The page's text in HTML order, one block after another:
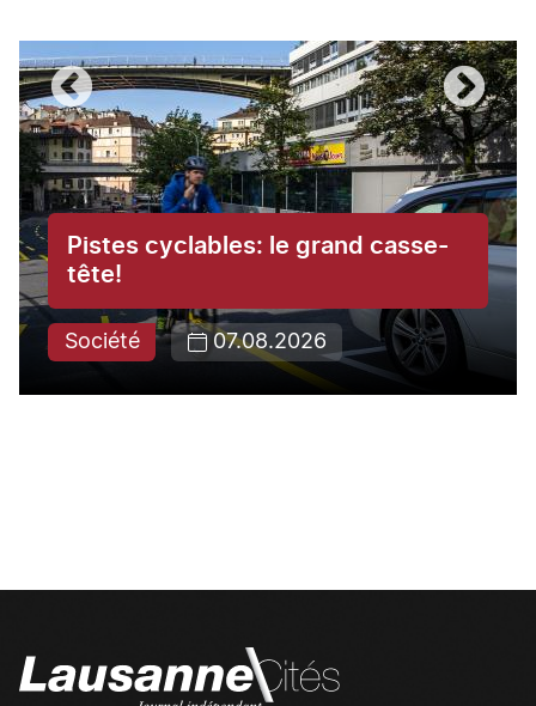
Pistes cyclables: le grand casse-
tête!
Société 07.08.2026